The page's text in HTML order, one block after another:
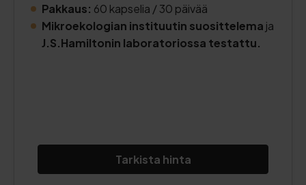
Pakkaus: 60 kapselia / 30 päivää
Mikroekologian instituutin suosittelema ja
J.S.Hamiltonin laboratoriossa testattu.
Tarkista hinta